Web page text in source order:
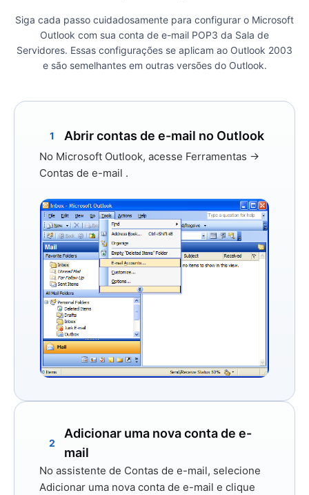
Siga cada passo cuidadosamente para configurar o Microsoft
Outlook com sua conta de e-mail POP3 da Sala de
Servidores. Essas configurações se aplicam ao Outlook 2003
e são semelhantes em outras versões do Outlook.
1 Abrir contas de e-mail no Outlook
No Microsoft Outlook, acesse Ferramentas →
Contas de e-mail .
2
Adicionar uma nova conta de e-
mail
No assistente de Contas de e-mail, selecione
Adicionar uma nova conta de e-mail e clique